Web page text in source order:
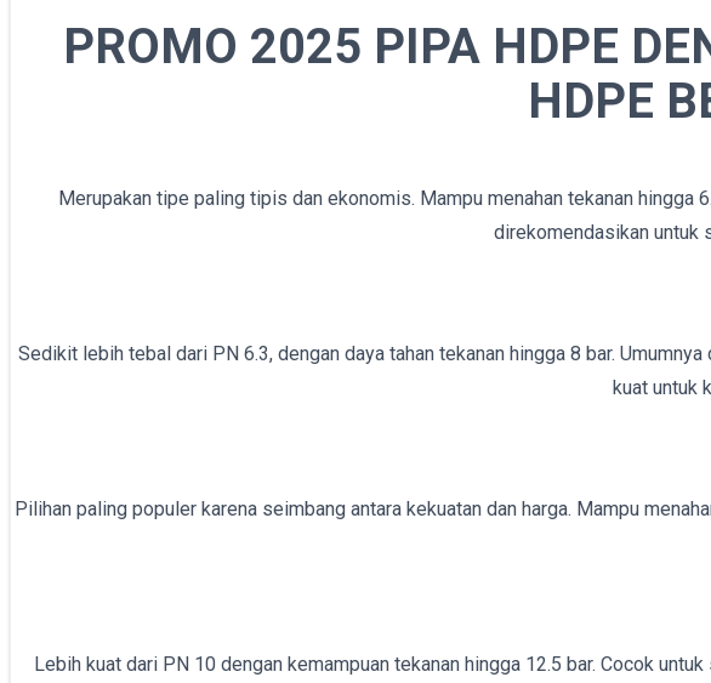
PROMO 2025 PIPA HDPE
HDPE
Merupakan tipe paling tipis dan ekonomis. Mampu menahan tekanan
direkomendasikan untuk
Sedikit lebih tebal dari PN 6.3, dengan daya tahan tekanan hingga 8 bar.
kuat untuk
Pilihan paling populer karena seimbang antara kekuatan dan harga. Mampu
Lebih kuat dari PN 10 dengan kemampuan tekanan hingga 12.5 bar. Cocok